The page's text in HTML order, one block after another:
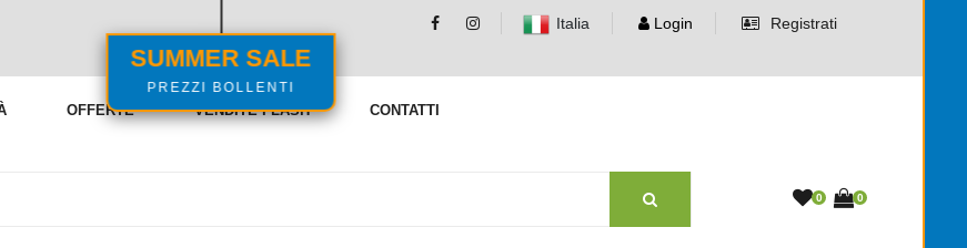
SUMMER SALE
PREZZI BOLLENTI
Italia Login Registrati
OFFERTE VENDITE FLASH CONTATTI
0 0